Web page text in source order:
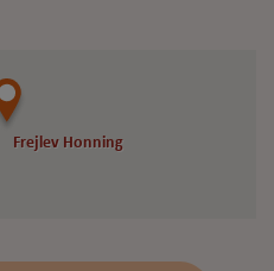
Frejlev Honning
Frejlev Honning